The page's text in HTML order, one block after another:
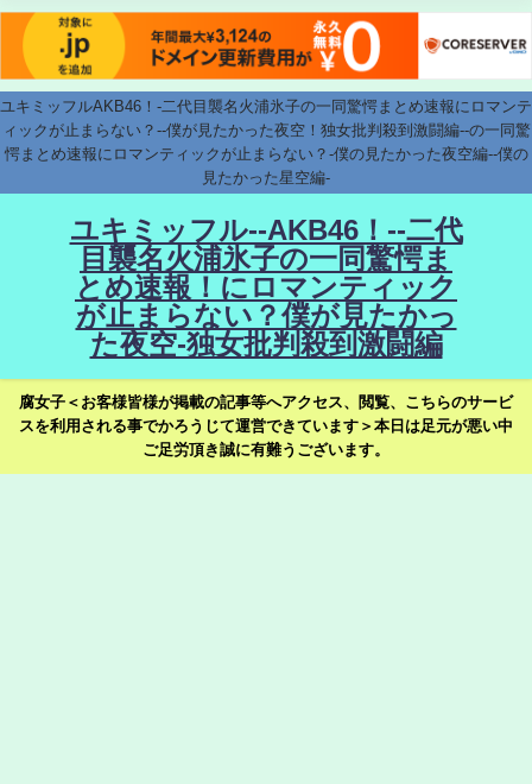
ユキミッフルAKB46！-二代目襲名火浦氷子の一同驚愕まとめ速報にロマンテ
ィックが止まらない？--僕が見たかった夜空！独女批判殺到激闘編--の一同驚
愕まとめ速報にロマンティックが止まらない？-僕の見たかった夜空編--僕の
見たかった星空編-
ユキミッフル--AKB46！--二代
目襲名火浦氷子の一同驚愕ま
とめ速報！にロマンティック
が止まらない？僕が見たかっ
た夜空-独女批判殺到激闘編
腐女子＜お客様皆様が掲載の記事等へアクセス、閲覧、こちらのサービ
スを利用される事でかろうじて運営できています＞本日は足元が悪い中
ご足労頂き誠に有難うございます。